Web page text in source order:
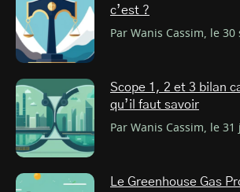
c’est ?
Par Wanis Cassim, le
Scope 1, 2 et 3 bilan
qu’il faut savoir
Par Wanis Cassim, le
Le Greenhouse Gas